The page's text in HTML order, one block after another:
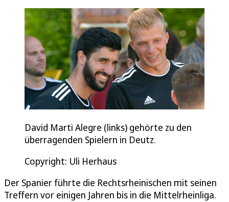
David Marti Alegre (links) gehörte zu den
überragenden Spielern in Deutz.
Copyright: Uli Herhaus
Der Spanier führte die Rechtsrheinischen mit seinen
Treffern vor einigen Jahren bis in die Mittelrheinliga.